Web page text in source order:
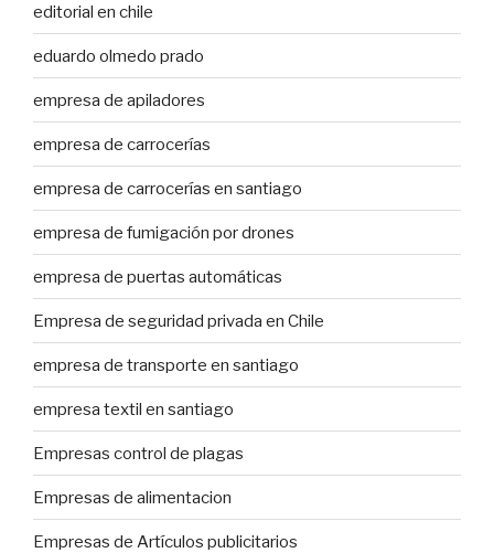
editorial en chile
eduardo olmedo prado
empresa de apiladores
empresa de carrocerías
empresa de carrocerías en santiago
empresa de fumigación por drones
empresa de puertas automáticas
Empresa de seguridad privada en Chile
empresa de transporte en santiago
empresa textil en santiago
Empresas control de plagas
Empresas de alimentacion
Empresas de Artículos publicitarios